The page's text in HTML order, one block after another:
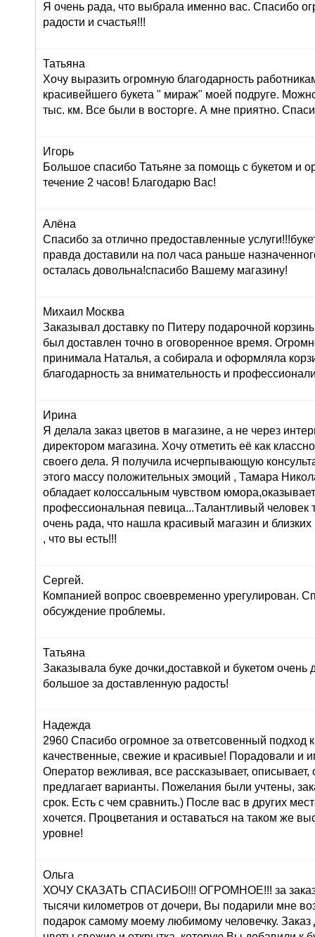
Я очень рада, что выбрала именно вас. Спасибо
радости и счастья!!!
Татьяна
Хочу выразить огромную благодарность
красивейшего букета " мираж" моей подруге.
тыс. км. Все были в восторге. А мне приятно.
Игорь
Большое спасибо Татьяне за помощь с букетом и
течение 2 часов! Благодарю Вас!
Алёна
Спасибо за отлично предоставленные
правда доставили на пол часа раньше
осталась довольна!спасибо Вашему магазину!
Михаил Москва
Заказывал доставку по Питеру подарочной
был доставлен точно в оговоренное время.
принимала Наталья, а собирала и оформляла
благодарность за внимательность и
Ирина
Я делала заказ цветов в магазине, а не через
директором магазина. Хочу отметить её как
своего дела. Я получила исчерпывающую
этого массу положительных эмоций , Тамара
обладает колоссальным чувством
профессиональная певица...Талантливый человек
очень рада, что нашла красивый магазин и
, что вы есть!!!
Сергей.
Компанией вопрос своевременно урегулирован.
обсуждение проблемы.
Татьяна
Заказывала буке дочки,доставкой и букетом
большое за доставленную радость!
Надежда
2960 Спасибо огромное за ответсовенный подход
качественные, свежие и красивые! Порадовали и
Оператор вежливая, все рассказывает, описывает,
предлагает варианты. Пожелания были учтены,
срок. Есть с чем сравнить.) После вас в других
хочется. Процветания и оставаться на таком же
уровне!
Ольга
ХОЧУ СКАЗАТЬ СПАСИБО!!! ОГРОМНОЕ!!! за заказ
тысячи километров от дочери, Вы подарили мне
подарок самому моему любимому человечку.